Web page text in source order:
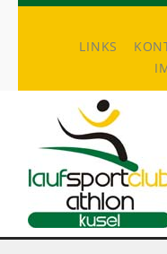
LINKS